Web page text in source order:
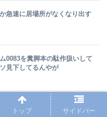
急速に居場所がなくなり出す
0083を糞脚本の駄作扱いして
見下してるんやが
トップ サイドバー